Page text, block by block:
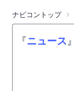
ナビコントップ
『ニュース 』